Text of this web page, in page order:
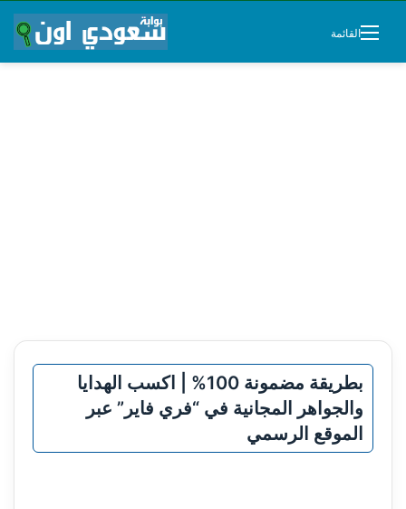
القائمة
بطريقة مضمونة 100% | اكسب الهدايا
والجواهر المجانية في “فري فاير” عبر
الموقع الرسمي